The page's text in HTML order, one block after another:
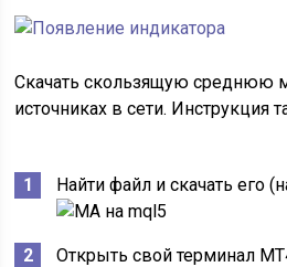
Скачать скользящую среднюю
источниках в сети. Инструкция
Найти файл и скачать его
Открыть свой терминал